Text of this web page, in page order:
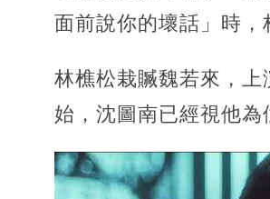
面前說你的壞話」時，
林樵松栽贓魏若來，
始，沈圖南已經視他為